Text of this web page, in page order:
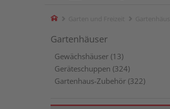
Home
Gartenhäuser
Gewächshäuser (13)
Geräteschuppen (324)
Gartenhaus-Zubehör (322)